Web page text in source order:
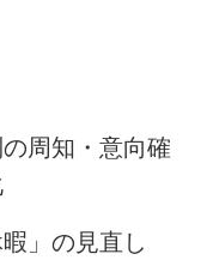
周知・意向確
」の見直し